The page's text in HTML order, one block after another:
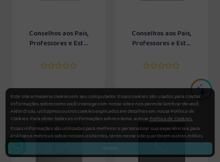
Conselhos aos Pais,
Professores e Est...
Conselhos aos Pais,
Professores e Est...
Este site armazena cookies em seu computador. Esses cookies são usados para coletar
informações sobre como você interage com nosso site e nos permite lembrar de você.
Além disso, utilizamos outros cookies explicados em detalhes em nossa Política de
Cookies. Para obter todas as informações sobre o tema, acessePolítica de Cookies.
Essas informações são utilizadas para melhorar e personalizar sua experiência e para
análises e métricas sobre nossos visitantes, tanto nesse site quanto em outras mídias.
Aceito